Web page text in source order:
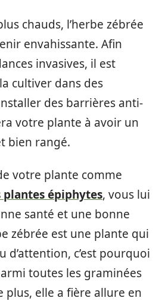
chauds, l’herbe zébrée
envahissante. Afin
invasives, il est
cultiver dans des
des barrières anti-
votre plante à avoir un
bien rangé.
votre plante comme
épiphytes, vous lui
santé et une bonne
zébrée est une plante qui
d’attention, c’est pourquoi
toutes les graminées
plus, elle a fière allure en